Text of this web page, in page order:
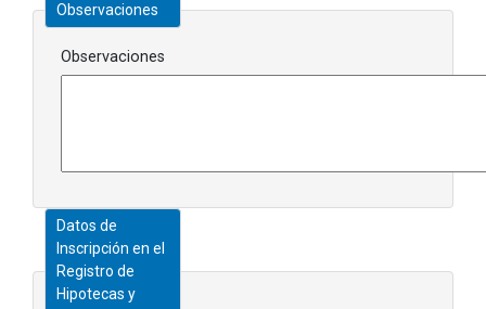
Observaciones
Observaciones
Datos de
Inscripción en el
Registro de
Hipotecas y